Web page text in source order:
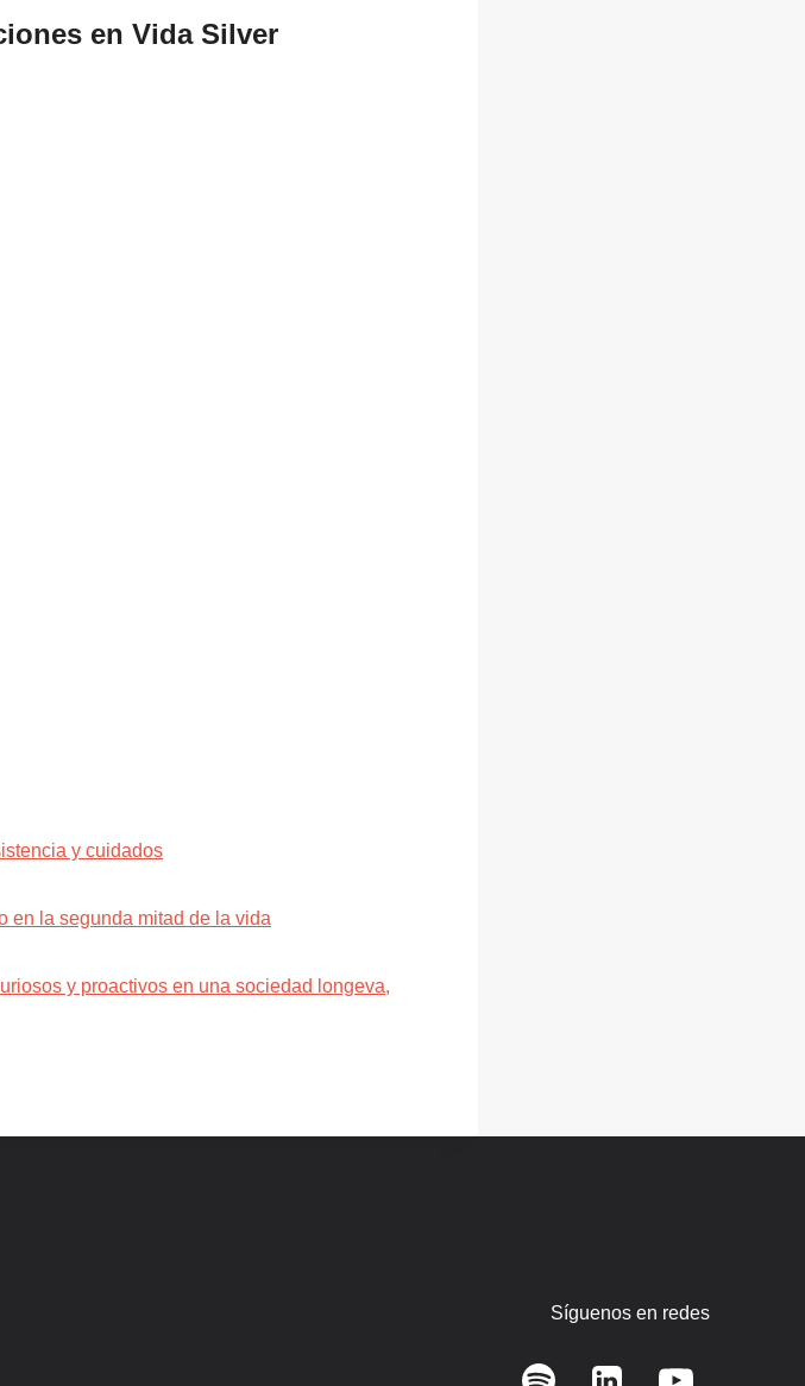
en Vida Silver
y cuidados
en la segunda mitad de la vida
y proactivos en una sociedad longeva,
Síguenos en redes